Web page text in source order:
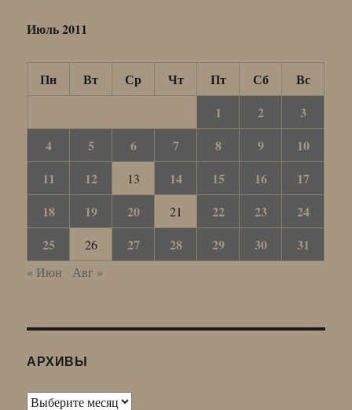
Июль 2011
Пн Вт Ср Чт Пт Сб
Вс
1
2
3
4
5 6 7 8 9
10
11
12 13 14 15 16
17
18
19 20 21 22 23
24
25
26 27 28 29 30 31
« Июн Авг »
АРХИВЫ
Архивы